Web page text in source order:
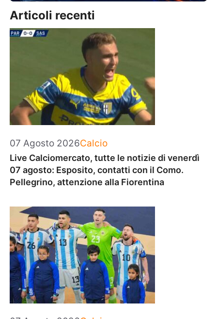
Articoli recenti
07 Agosto 2026Categorie
Calcio
Live Calciomercato, tutte le notizie di venerdì
07 agosto: Esposito, contatti con il Como.
Pellegrino, attenzione alla Fiorentina